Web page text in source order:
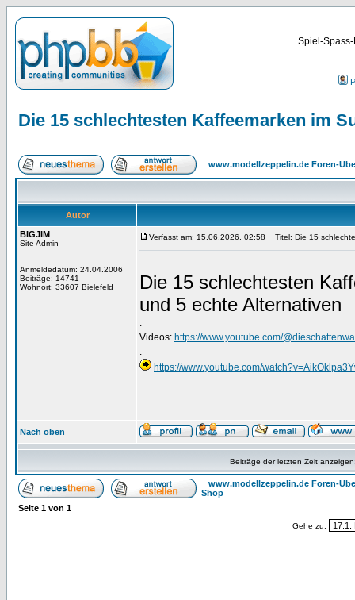
Spiel-
Die 15 schlechtesten Kaffeemarken im
www.modellzeppelin.de Foren-
Autor
BIGJIM
Site Admin
Anmeldedatum: 24.04.2006
Beiträge: 14741
Wohnort: 33607 Bielefeld
Verfasst am: 15.06.2026, 02:58 Titel: Die 15
.
Die 15 schlechtesten
und 5 echte Alternativen
.
Videos: https://www.youtube.com/
.
https://www.youtube.com/
.
Nach oben
Beiträge der letzten Zeit
www.modellzeppelin.de Foren-
Shop
Seite 1 von 1
Gehe zu: